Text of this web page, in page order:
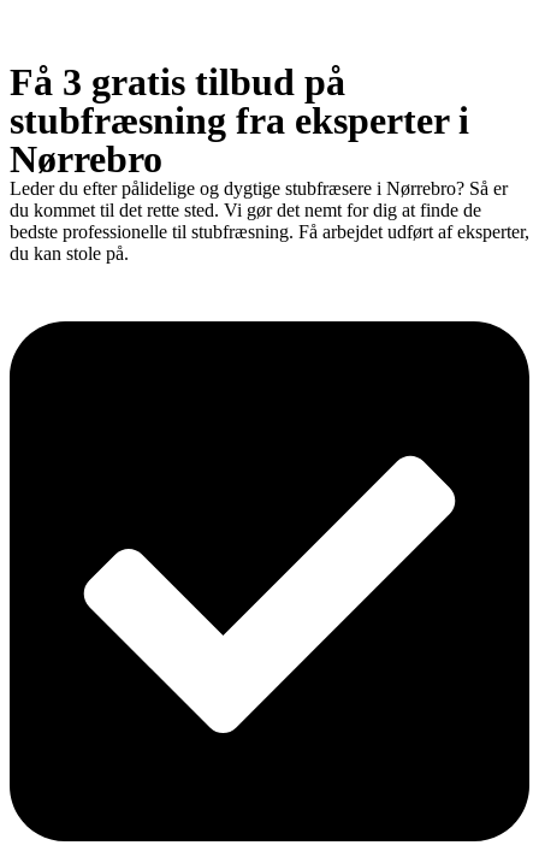
Få 3 gratis tilbud på
stubfræsning fra eksperter i
Nørrebro
Leder du efter pålidelige og dygtige stubfræsere i Nørrebro? Så er
du kommet til det rette sted. Vi gør det nemt for dig at finde de
bedste professionelle til stubfræsning. Få arbejdet udført af eksperter,
du kan stole på.